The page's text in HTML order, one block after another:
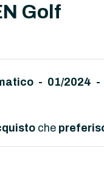
Golf
- 01/2024 -
che